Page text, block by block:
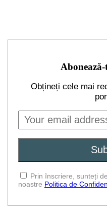
Obțineți cele mai
Prin înscriere, sunteți
noastre Politica de